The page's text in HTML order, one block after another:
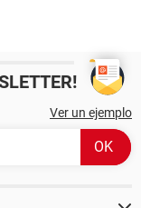
Ver un ejemplo